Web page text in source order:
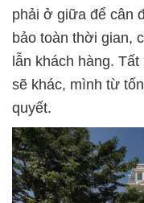
phải ở giữa để cân
bảo toàn thời gian,
lẫn khách hàng.
sẽ khác, mình từ
quyết.